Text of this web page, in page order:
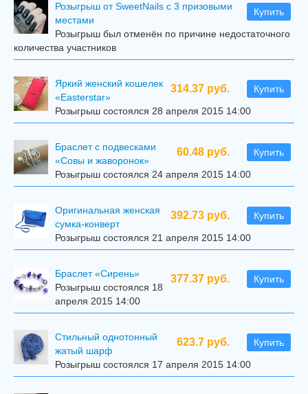
Купить
Розыгрыш от SweetNails с 3 призовыми
местами
Розыгрыш был отменён по причине недостаточного
количества участников
314.37 руб. Купить
Яркий женский кошелек
«Easterstar»
Розыгрыш состоялся 28 апреля 2015 14:00
60.48 руб. Купить
Браслет с подвесками
«Совы и жаворонок»
Розыгрыш состоялся 24 апреля 2015 14:00
392.73 руб. Купить
Оригинальная женская
сумка-конверт
Розыгрыш состоялся 21 апреля 2015 14:00
377.37 руб. Купить
Браслет «Сирень»
Розыгрыш состоялся 18
апреля 2015 14:00
623.7 руб. Купить
Стильный однотонный
жатый шарф
Розыгрыш состоялся 17 апреля 2015 14:00